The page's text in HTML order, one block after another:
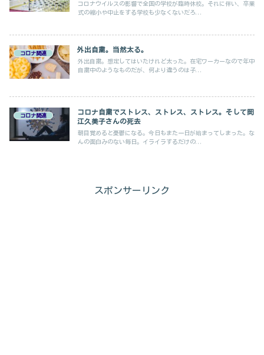
コロナウイルスの影響で全国の学校が臨時休校。それに伴い、卒業
式の縮小や中止をする学校も少なくないだろ...
コロナ関連
外出自粛。当然太る。
外出自粛。想定してはいたけれど太った。在宅ワーカーなので年中
自粛中のようなものだが、何より違うのは子...
コロナ関連
コロナ自粛でストレス、ストレス、ストレス。そして岡
江久美子さんの死去
朝目覚めると憂鬱になる。今日もまた一日が始まってしまった。な
んの面白みのない毎日。イライラするだけの...
スポンサーリンク